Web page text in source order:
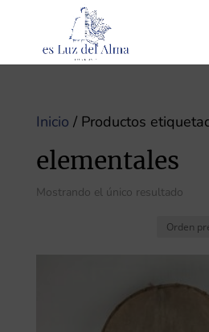
Inicio / Productos
elementales
Mostrando el único resultado